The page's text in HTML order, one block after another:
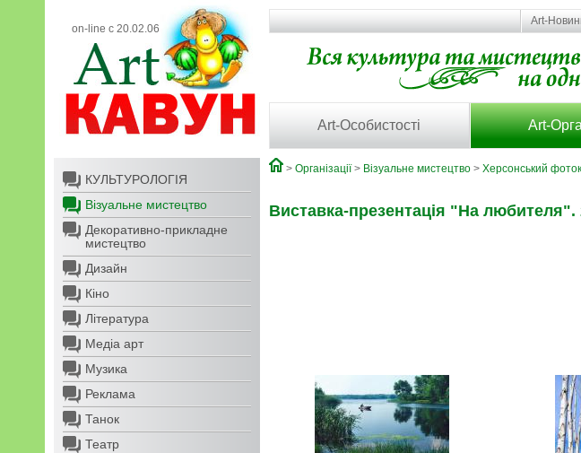
on-line с 20.02.06
Art-
Art-Особистості Art-
КУЛЬТУРОЛОГІЯ
Візуальне мистецтво
Декоративно-прикладне
мистецтво
Дизайн
Кіно
Література
Медіа арт
Музика
Реклама
Танок
Театр
> Організації> Візуальне мистецтво > Херсонський
Виставка-презентація "На любителя".